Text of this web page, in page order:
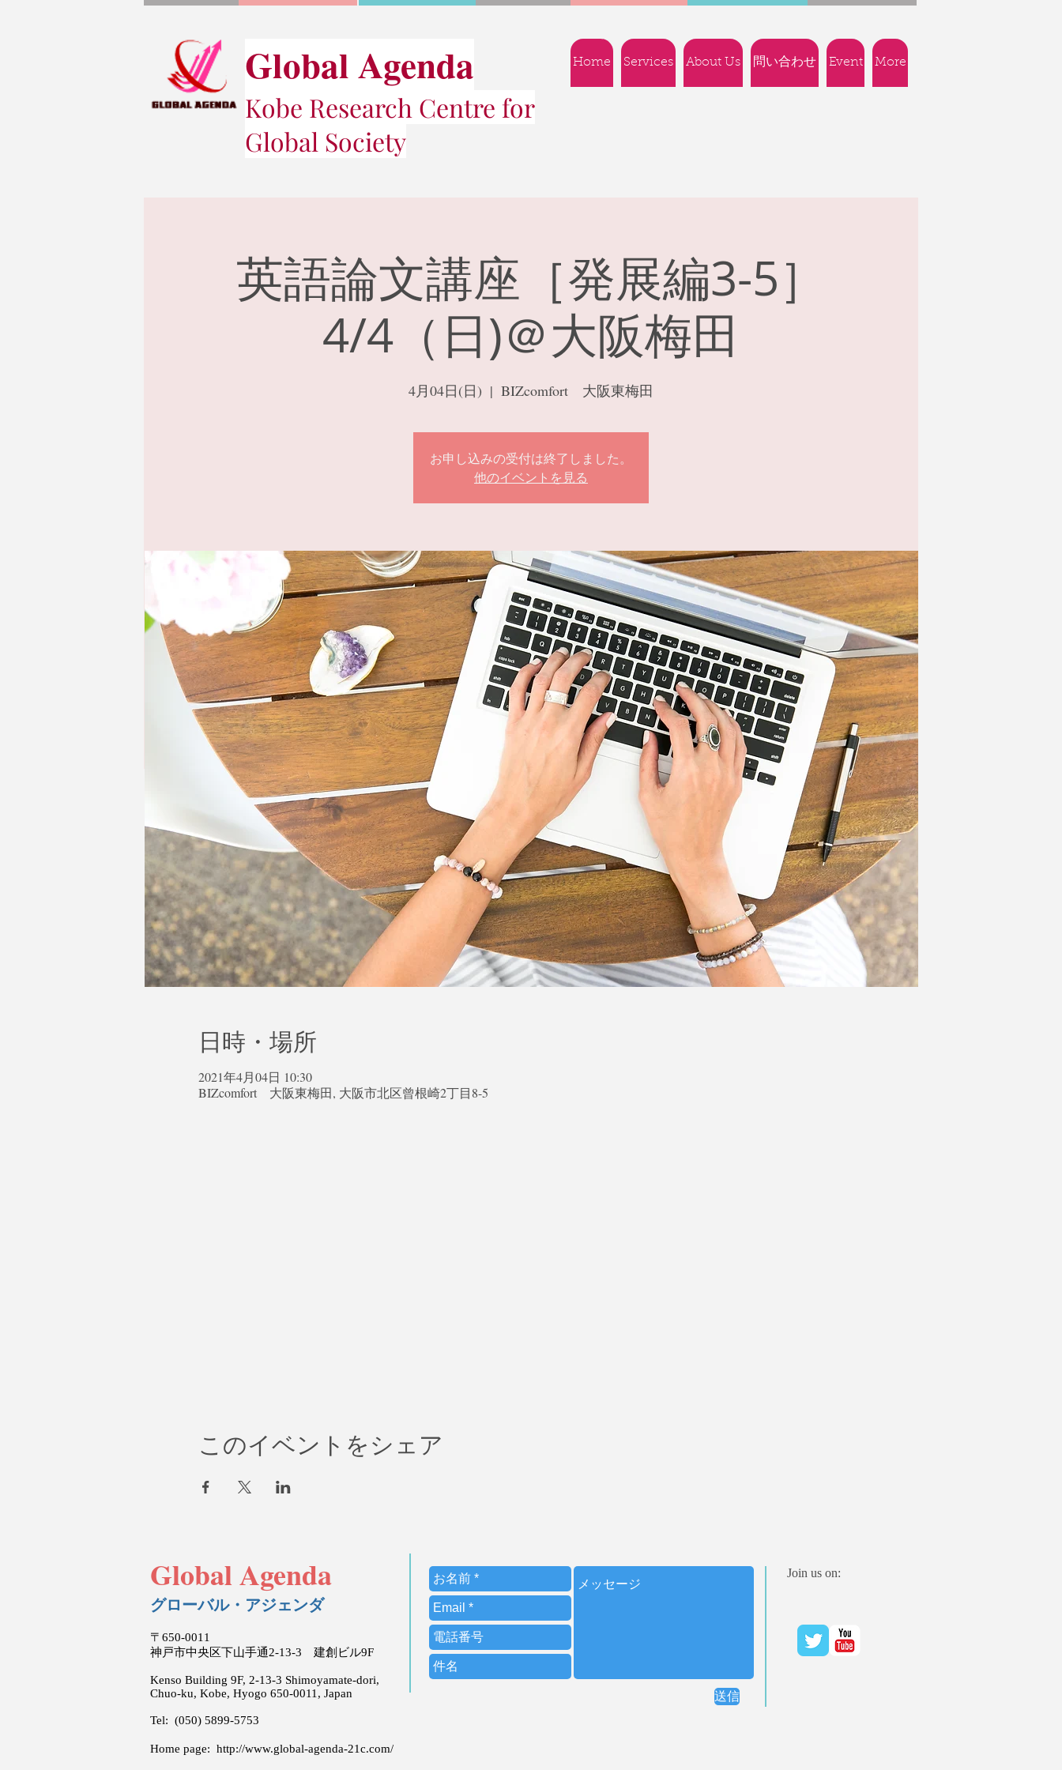
Global Agenda
Kobe Research Centre for
Global Society
Home Services About Us 問い合わせ Event More
英語論文講座［発展編3-5］
4/4（日)＠大阪梅田
4月04日(日)
  |
BIZcomfort 大阪東梅田
お申し込みの受付は終了しました。
他のイベントを見る
日時・場所
2021年4月04日 10:30
BIZcomfort 大阪東梅田, 大阪市北区曾根崎2丁目8-5
このイベントをシェア
Global Agenda
グローバル・アジェンダ
〒650-0011
神戸市中央区下山手通2-13-3 建創ビル9F
Kenso Building 9F, 2-13-3 Shimoyamate-dori,
Chuo-ku, Kobe, Hyogo 650-0011, Japan
Tel: (050) 5899-5753
Home page: http://www.global-agenda-21c.com/
送信
Join us on: